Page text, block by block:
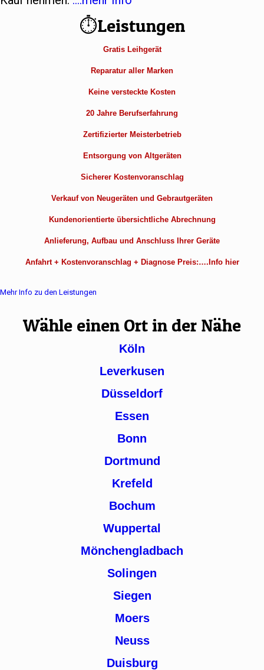
⏱Leistungen
Gratis Leihgerät
Reparatur aller Marken
Keine versteckte Kosten
20 Jahre Berufserfahrung
Zertifizierter Meisterbetrieb
Entsorgung von Altgeräten
Sicherer Kostenvoranschlag
Verkauf von Neugeräten und Gebrautgeräten
Kundenorientierte übersichtliche Abrechnung
Anlieferung, Aufbau und Anschluss Ihrer Geräte
Anfahrt + Kostenvoranschlag + Diagnose Preis:….Info hier
Mehr Info zu den Leistungen
Wähle einen Ort in der Nähe
Köln
Leverkusen
Düsseldorf
Essen
Bonn
Dortmund
Krefeld
Bochum
Wuppertal
Mönchengladbach
Solingen
Siegen
Moers
Neuss
Duisburg